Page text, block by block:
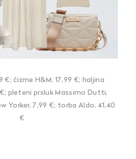
€; čizme H&M, 17,99 €; haljina
pleteni prsluk Massimo Dutti,
Yorker, 7,99 €; torba Aldo, 41,40
€